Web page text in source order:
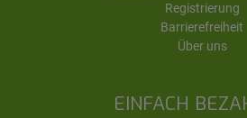
EINFACH
Registrierung
Barrierefreiheit
Über uns